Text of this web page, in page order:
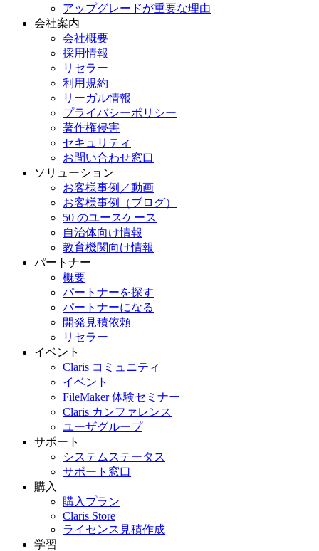
アップグレードが重要な理由
会社案内
会社概要
採用情報
リセラー
利用規約
リーガル情報
プライバシーポリシー
著作権侵害
セキュリティ
お問い合わせ窓口
ソリューション
お客様事例／動画
お客様事例（ブログ）
50 のユースケース
自治体向け情報
教育機関向け情報
パートナー
概要
パートナーを探す
パートナーになる
開発見積依頼
リセラー
イベント
Claris コミュニティ
イベント
FileMaker 体験セミナー
Claris カンファレンス
ユーザグループ
サポート
システムステータス
サポート窓口
購入
購入プラン
Claris Store
ライセンス見積作成
学習